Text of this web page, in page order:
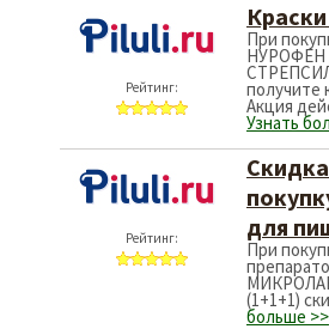
Рейтинг:
При
НУРОФЕН
получите
Акция
Узнать
Рейтинг:
для
При
(1+1+1)
больше >>